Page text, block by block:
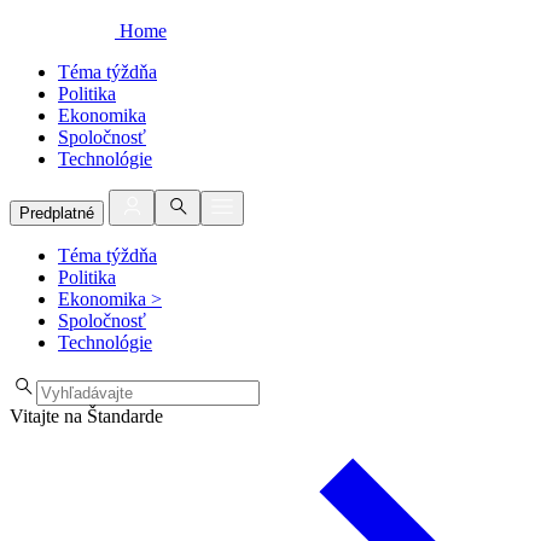
Home
Téma týždňa
Politika
Ekonomika
Spoločnosť
Technológie
Predplatné
Téma týždňa
Politika
Ekonomika >
Spoločnosť
Technológie
Vitajte na Štandarde